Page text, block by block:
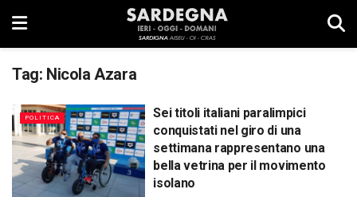
Tag: Nicola Azara
POLITICA
Sei titoli italiani paralimpici
conquistati nel giro di una
settimana rappresentano una
bella vetrina per il movimento
isolano